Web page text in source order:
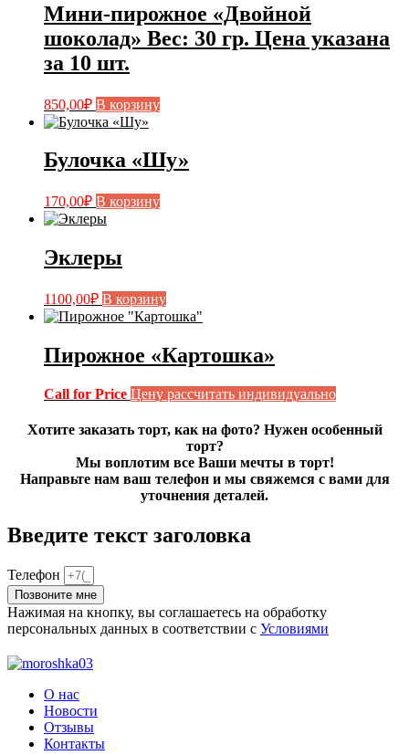
Мини-пирожное «Двойной
шоколад» Вес: 30 гр. Цена указана
за 10 шт.
850,00₽ В корзину
Булочка «Шу»
170,00₽ В корзину
Эклеры
1100,00₽ В корзину
Пирожное «Картошка»
Call for Price Цену рассчитать индивидуально
Хотите заказать торт, как на фото? Нужен особенный
торт?
Мы воплотим все Ваши мечты в торт!
Направьте нам ваш телефон и мы свяжемся с вами для
уточнения деталей.
Введите текст заголовка
Телефон
Позвоните мне
Нажимая на кнопку, вы соглашаетесь на обработку
персональных данных в соответствии с Условиями
О нас
Новости
Отзывы
Контакты